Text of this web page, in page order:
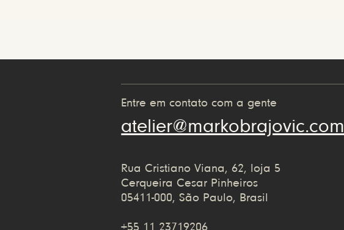
Entre em contato com a gente
atelier@markobrajovic.com
Rua Cristiano Viana, 62, loja 5
Cerqueira Cesar Pinheiros
05411-000, São Paulo, Brasil
+55 11 23719206